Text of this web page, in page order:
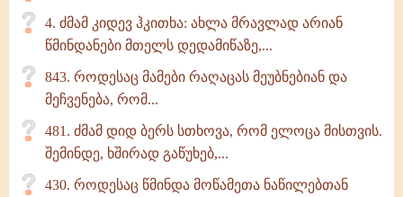
4. ძმამ კიდევ ჰკითხა: ახლა მრავლად არიან
წმინდანები მთელს დედამიწაზე,...
843. როდესაც მამები რაღაცას მეუბნებიან და
მეჩვენება, რომ...
481. ძმამ დიდ ბერს სთხოვა, რომ ელოცა მისთვის.
შემინდე, ხშირად გაწუხებ,...
430. როდესაც წმინდა მოწამეთა ნაწილებთან